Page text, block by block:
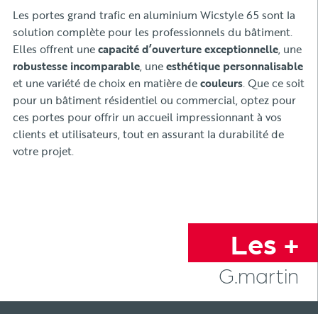
Les portes grand trafic en aluminium Wicstyle 65 sont la
solution complète pour les professionnels du bâtiment.
Elles offrent unecapacité d’ouverture exceptionnelle, une
robustesse incomparable, uneesthétique personnalisable
et une variété de choix en matière decouleurs. Que ce soit
pour un bâtiment résidentiel ou commercial, optez pour
ces portes pour offrir un accueil impressionnant à vos
clients et utilisateurs, tout en assurant la durabilité de
votre projet.
Les +
G.martin